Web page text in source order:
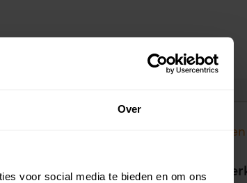
Over
voor social media te bieden en om ons
Andere
Verkoopdatum